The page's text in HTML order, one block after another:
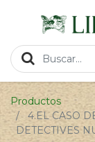
Productos
4.EL CASO
DETECTIVES